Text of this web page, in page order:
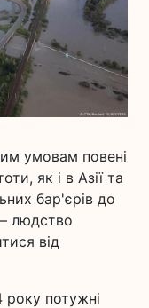
умовам повені
як і в Азії та
бар'єрів до
людство
від
року потужні